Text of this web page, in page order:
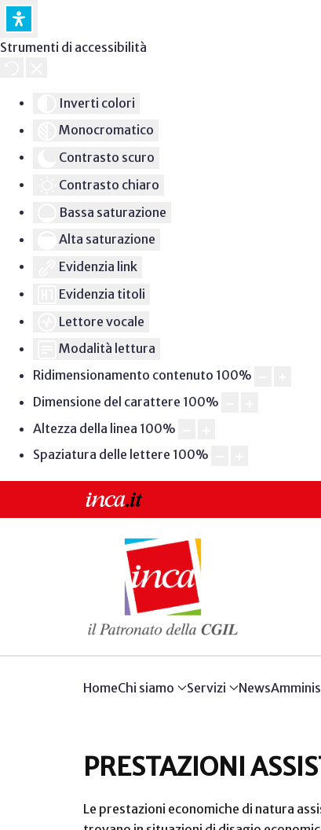
Strumenti di accessibilità
Inverti colori
Monocromatico
Contrasto scuro
Contrasto chiaro
Bassa saturazione
Alta saturazione
Evidenzia link
Evidenzia titoli
Lettore vocale
Modalità lettura
Ridimensionamento contenuto 100%
Dimensione del carattere 100%
Altezza della linea 100%
Spaziatura delle lettere 100%
HomeChi siamo Servizi News
PRESTAZIONI
Le prestazioni economiche di natura